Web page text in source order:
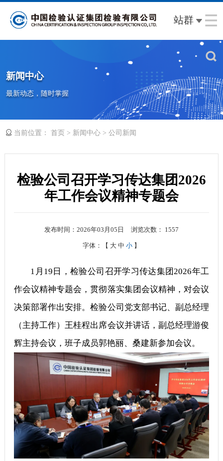
站群
新闻中心
最新动态，随时掌握
当前位置： 首页 > 新闻中心 > 公司新闻
检验公司召开学习传达集团2026
年工作会议精神专题会
发布时间：2026年03月05日 浏览次数： 1557
字体：【 大 中 小 】
1月19日，检验公司召开学习传达集团2026年工
作会议精神专题会，贯彻落实集团会议精神，对会议
决策部署作出安排。检验公司党支部书记、副总经理
（主持工作）王桂程出席会议并讲话， 副总经理游俊
辉主持会议，班子成员郭艳丽、桑建新参加会议。